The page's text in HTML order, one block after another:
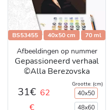
BS53455 40x50 cm 70 ml
Afbeeldingen op nummer
Gepassioneerd verhaal
©Alla Berezovska
31€ 62
€
Grootte: (cm)
40x50
48x60